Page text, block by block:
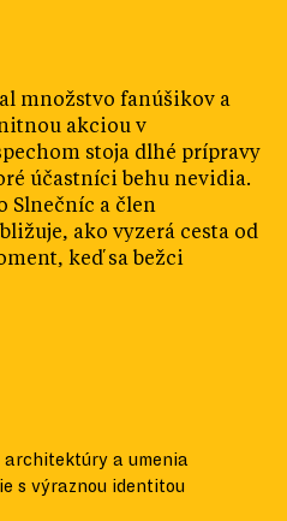
množstvo fanúšikov a
akciou v
stoja dlhé prípravy
účastníci behu nevidia.
Slnečníc a člen
ako vyzerá cesta od
keď sa bežci